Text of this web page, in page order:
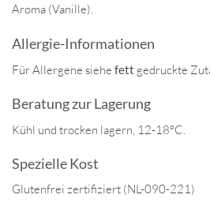
Aroma (Vanille).
Allergie-Informationen
Für Allergene siehe fett gedruckte
Beratung zur Lagerung
Kühl und trocken lagern, 12-18°C.
Spezielle Kost
Glutenfrei zertifiziert (NL-090-221)